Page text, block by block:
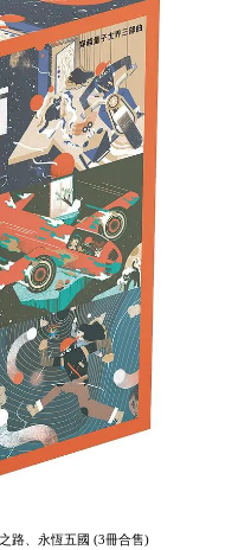
路、永恆五國 (3冊合售)